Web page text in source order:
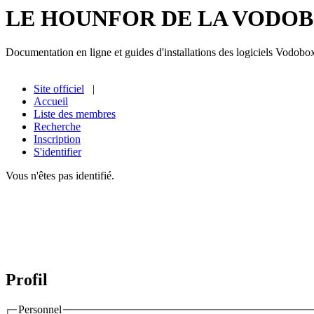
LE HOUNFOR DE LA
Documentation en ligne et guides d'installations des logiciels
Site officiel |
Accueil
Liste des membres
Recherche
Inscription
S'identifier
Vous n'êtes pas identifié.
Profil
Personnel